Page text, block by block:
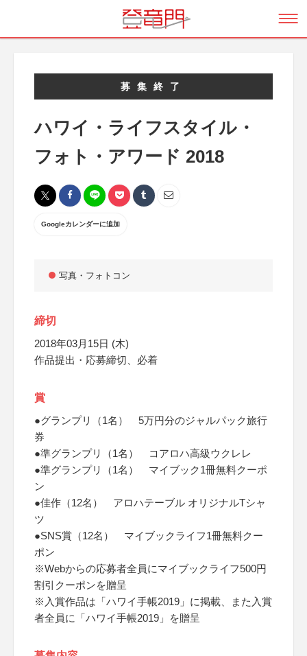
募集終了
ハワイ・ライフスタイル・
フォト・アワード 2018
Googleカレンダーに追加
写真・フォトコン
締切
2018年03月15日 (木)
作品提出・応募締切、必着
賞
●グランプリ（1名） 5万円分のジャルパック旅行
券
●準グランプリ（1名） コアロハ高級ウクレレ
●準グランプリ（1名） マイブック1冊無料クーポ
ン
●佳作（12名） アロハテーブル オリジナルTシャ
ツ
●SNS賞（12名） マイブックライフ1冊無料クー
ポン
※Webからの応募者全員にマイブックライフ500円
割引クーポンを贈呈
※入賞作品は「ハワイ手帳2019」に掲載、また入賞
者全員に「ハワイ手帳2019」を贈呈